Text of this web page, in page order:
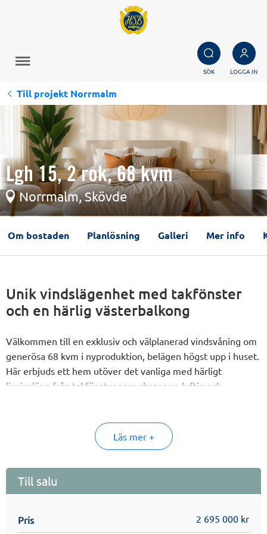
SÖK LOGGA IN
Till projekt Norrmalm
Lgh 15, 2 rok, 68 kvm
Norrmalm, Skövde
Om bostaden Planlösning Galleri Mer info
Unik vindslägenhet med takfönster
och en härlig västerbalkong
Välkommen till en exklusiv och välplanerad vindsvåning om
generösa 68 kvm i nyproduktion, belägen högst upp i huset.
Här erbjuds ett hem utöver det vanliga med härligt
ljusinsläpp från takfönster som skapar en luftig och
och vardagsrum samspelar på ett naturligt sätt i hjärtat av
lägenheten. Här finns gott om utrymme för både matbord
umgänge. Från vardagsrummet nås balkongen i västerläge,
där du kan njuta av eftermiddagssol och kvällsljus.
förstärker den stilrena och harmoniska känslan. Sovrummet
Läs mer +
Till salu
Pris 2 695 000 kr